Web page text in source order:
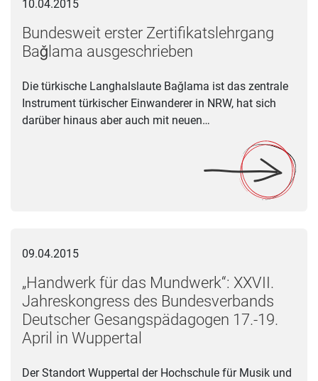
10.04.2015
Bundesweit erster Zertifikatslehrgang
Baǧlama ausgeschrieben
Die türkische Langhalslaute Baǧlama ist das zentrale
Instrument türkischer Einwanderer in NRW, hat sich
darüber hinaus aber auch mit neuen…
09.04.2015
„Handwerk für das Mundwerk“: XXVII.
Jahreskongress des Bundesverbands
Deutscher Gesangspädagogen 17.-19.
April in Wuppertal
Der Standort Wuppertal der Hochschule für Musik und